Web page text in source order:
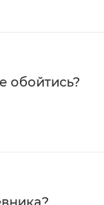
обойтись?